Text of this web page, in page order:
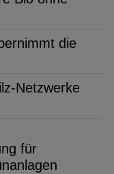
die
Netzwerke
für